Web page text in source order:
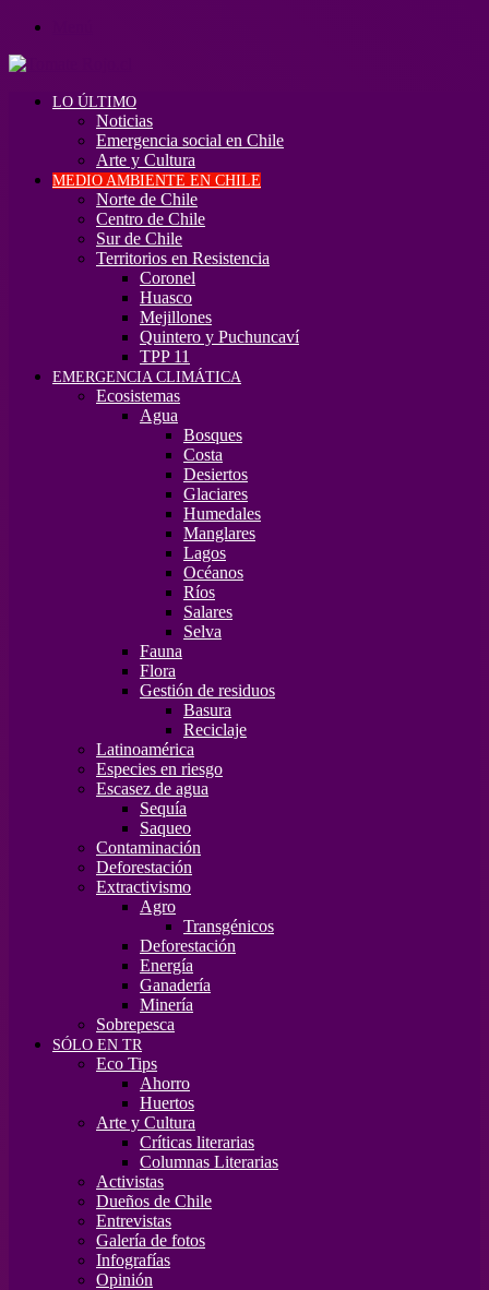
LO ÚLTIMO
Noticias
Emergencia social en Chile
Arte y Cultura
MEDIO AMBIENTE EN CHILE
Norte de Chile
Centro de Chile
Sur de Chile
Territorios en Resistencia
Coronel
Huasco
Mejillones
Quintero y Puchuncaví
TPP 11
EMERGENCIA CLIMÁTICA
Ecosistemas
Agua
Bosques
Costa
Desiertos
Glaciares
Humedales
Manglares
Lagos
Océanos
Ríos
Salares
Selva
Fauna
Flora
Gestión de residuos
Basura
Reciclaje
Latinoamérica
Especies en riesgo
Escasez de agua
Sequía
Saqueo
Contaminación
Deforestación
Extractivismo
Agro
Transgénicos
Deforestación
Energía
Ganadería
Minería
Sobrepesca
SÓLO EN TR
Eco Tips
Ahorro
Huertos
Arte y Cultura
Críticas literarias
Columnas Literarias
Activistas
Dueños de Chile
Entrevistas
Galería de fotos
Infografías
Opinión